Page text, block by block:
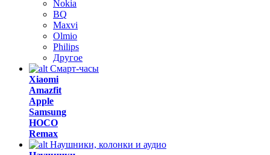
Nokia
BQ
Maxvi
Olmio
Philips
Другое
Смарт-часы
Xiaomi
Amazfit
Apple
Samsung
HOCO
Remax
Наушники, колонки и аудио